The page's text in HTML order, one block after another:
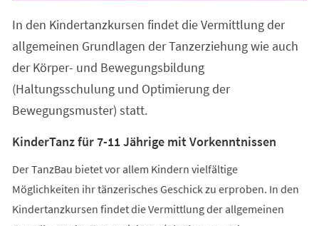
In den Kindertanzkursen findet die Vermittlung der
allgemeinen Grundlagen der Tanzerziehung wie auch
der Körper- und Bewegungsbildung
(Haltungsschulung und Optimierung der
Bewegungsmuster) statt.
KinderTanz für 7-11 Jährige mit Vorkenntnissen
Der TanzBau bietet vor allem Kindern vielfältige
Möglichkeiten ihr tänzerisches Geschick zu erproben. In den
Kindertanzkursen findet die Vermittlung der allgemeinen